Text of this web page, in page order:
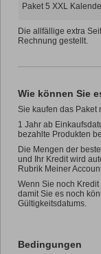
Paket 5 XXL
Die allfällige extra
Rechnung gestellt.
Wie können Sie
Sie kaufen das Paket
1 Jahr ab
bezahlte Produkten
Die Mengen der
und Ihr Kredit wird
Rubrik Meiner
Wenn Sie noch
damit Sie es noch
Gültigkeitsdatums.
Bedingungen